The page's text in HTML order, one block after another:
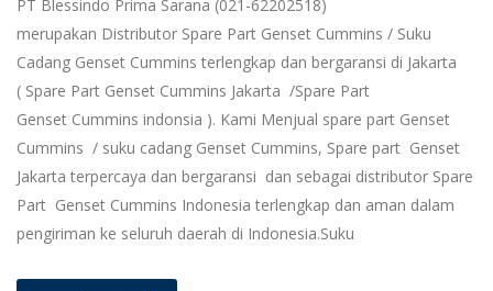
PT Blessindo Prima Sarana (021-62202518)
merupakan Distributor Spare Part Genset Cummins / Suku
Cadang Genset Cummins terlengkap dan bergaransi di Jakarta
( Spare Part Genset Cummins Jakarta /Spare Part
Genset Cummins indonsia ). Kami Menjual spare part Genset
Cummins / suku cadang Genset Cummins, Spare part Genset
Jakarta terpercaya dan bergaransi dan sebagai distributor Spare
Part Genset Cummins Indonesia terlengkap dan aman dalam
pengiriman ke seluruh daerah di Indonesia.Suku